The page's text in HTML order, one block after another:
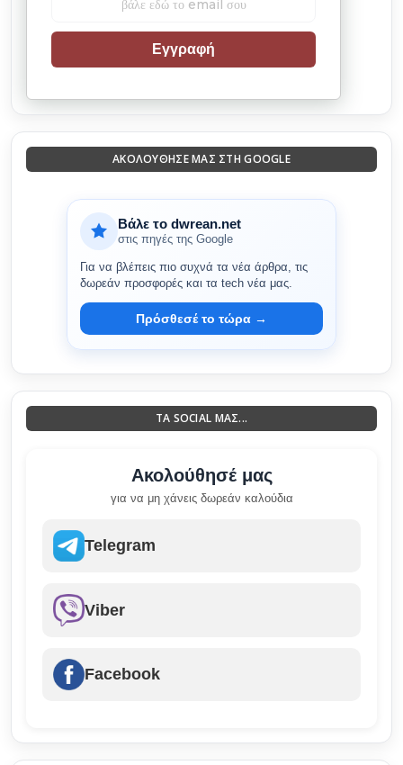
Εγγραφή
ΑΚΟΛΟΎΘΗΣΈ ΜΑΣ ΣΤΗ GOOGLE
Βάλε το dwrean.net
στις πηγές της Google
Για να βλέπεις πιο συχνά τα νέα άρθρα, τις
δωρεάν προσφορές και τα tech νέα μας.
Πρόσθεσέ το τώρα →
ΤΑ SOCIAL ΜΑΣ...
Ακολούθησέ μας
για να μη χάνεις δωρεάν καλούδια
Telegram
Viber
Facebook